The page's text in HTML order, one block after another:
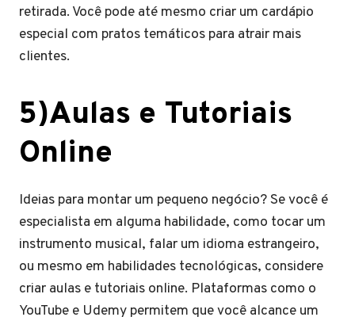
retirada. Você pode até mesmo criar um cardápio
especial com pratos temáticos para atrair mais
clientes.
5)Aulas e Tutoriais
Online
Ideias para montar um pequeno negócio?Se você é
especialista em alguma habilidade, como tocar um
instrumento musical, falar um idioma estrangeiro,
ou mesmo em habilidades tecnológicas, considere
criar aulas e tutoriais online. Plataformas como o
YouTube e Udemy permitem que você alcance um